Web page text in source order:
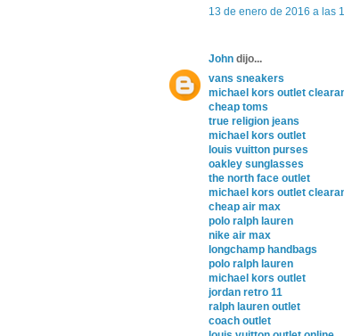
13 de enero de 2016 a las
John dijo...
vans sneakers
michael kors outlet
cheap toms
true religion jeans
michael kors outlet
louis vuitton purses
oakley sunglasses
the north face outlet
michael kors outlet
cheap air max
polo ralph lauren
nike air max
longchamp handbags
polo ralph lauren
michael kors outlet
jordan retro 11
ralph lauren outlet
coach outlet